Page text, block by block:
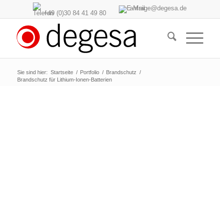
+49 (0)30 84 41 49 80
anfrage@degesa.de
Sie sind hier: Startseite / Portfolio / Brandschutz /
Brandschutz für Lithium-Ionen-Batterien